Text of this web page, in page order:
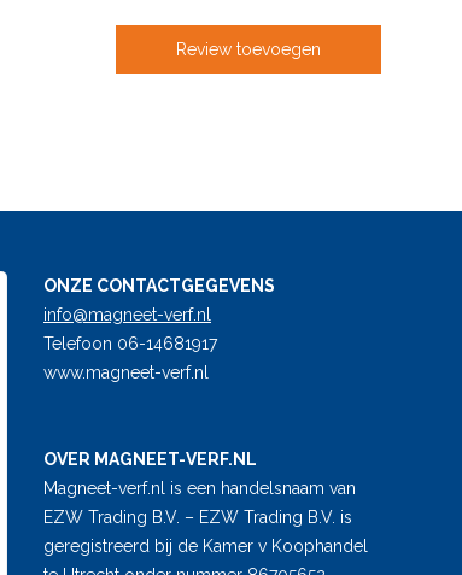
Review toevoegen
ONZE CONTACTGEGEVENS
info@magneet-verf.nl
Telefoon 06-14681917
www.magneet-verf.nl
OVER MAGNEET-VERF.NL
Magneet-verf.nl is een handelsnaam van
EZW Trading B.V. – EZW Trading B.V. is
geregistreerd bij de Kamer v Koophandel